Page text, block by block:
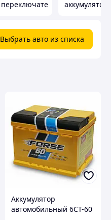
переключате
аккумулятор
Выбрать авто из списка
Аккумулятор
автомобильный 6CT-60